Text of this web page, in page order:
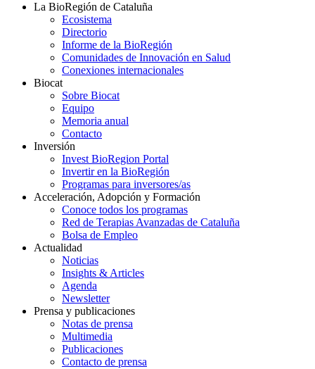
La BioRegión de Cataluña
Ecosistema
Directorio
Informe de la BioRegión
Comunidades de Innovación en Salud
Conexiones internacionales
Biocat
Sobre Biocat
Equipo
Memoria anual
Contacto
Inversión
Invest BioRegion Portal
Invertir en la BioRegión
Programas para inversores/as
Acceleración, Adopción y Formación
Conoce todos los programas
Red de Terapias Avanzadas de Cataluña
Bolsa de Empleo
Actualidad
Noticias
Insights & Articles
Agenda
Newsletter
Prensa y publicaciones
Notas de prensa
Multimedia
Publicaciones
Contacto de prensa